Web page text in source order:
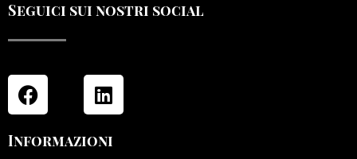
Seguici sui nostri social
Informazioni